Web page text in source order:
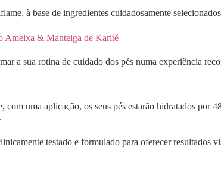
à base de ingredientes cuidadosamente
a sua rotina de cuidado dos pés numa experiência
com uma aplicação, os seus pés estarão hidratados por
testado e formulado para oferecer